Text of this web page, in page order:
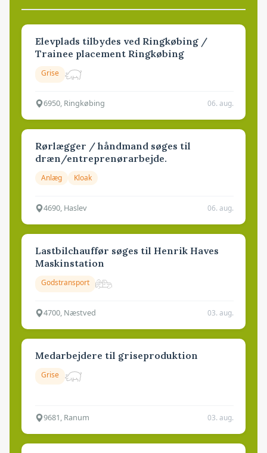
Elevplads tilbydes ved Ringkøbing /
Trainee placement Ringkøbing
Grise
6950, Ringkøbing 06. aug.
Rørlægger / håndmand søges til
dræn/entreprenørarbejde.
Anlæg Kloak
4690, Haslev 06. aug.
Lastbilchauffør søges til Henrik Haves
Maskinstation
Godstransport
4700, Næstved 03. aug.
Medarbejdere til griseproduktion
Grise
9681, Ranum 03. aug.